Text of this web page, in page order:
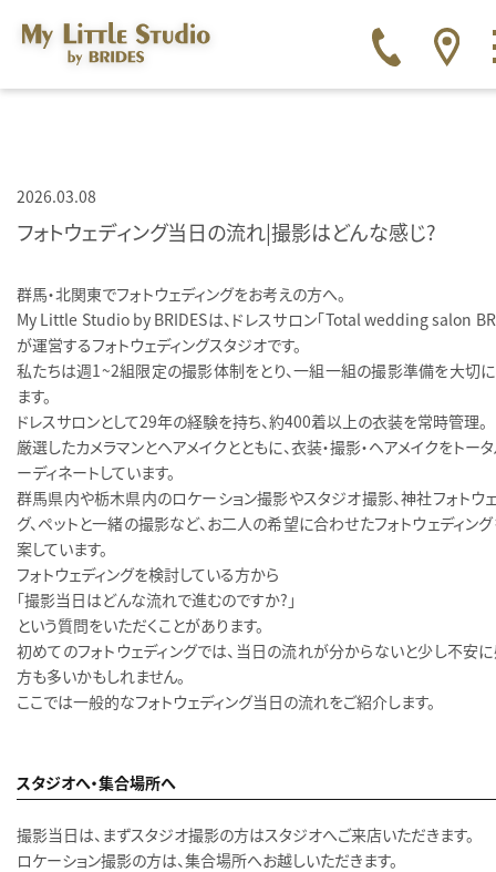
2026.03.08
フォトウェディング当日の流れ｜撮影はどんな感じ？
群馬・北関東でフォトウェディングをお考えの方へ。
My Little Studio by BRIDESは、ドレスサロン「Total wedding salon
が運営するフォトウェディングスタジオです。
私たちは週1〜2組限定の撮影体制をとり、一組一組の撮影準備を大切
ます。
ドレスサロンとして29年の経験を持ち、約400着以上の衣装を常時管理。
厳選したカメラマンとヘアメイクとともに、衣装・撮影・ヘアメイクをトー
ーディネートしています。
群馬県内や栃木県内のロケーション撮影やスタジオ撮影、神社フォトウ
グ、ペットと一緒の撮影など、お二人の希望に合わせたフォトウェディン
案しています。
フォトウェディングを検討している方から
「撮影当日はどんな流れで進むのですか？」
という質問をいただくことがあります。
初めてのフォトウェディングでは、当日の流れが分からないと少し不安
方も多いかもしれません。
ここでは一般的なフォトウェディング当日の流れをご紹介します。
スタジオへ・集合場所へ
撮影当日は、まずスタジオ撮影の方はスタジオへご来店いただきます。
ロケーション撮影の方は、集合場所へお越しいただきます。